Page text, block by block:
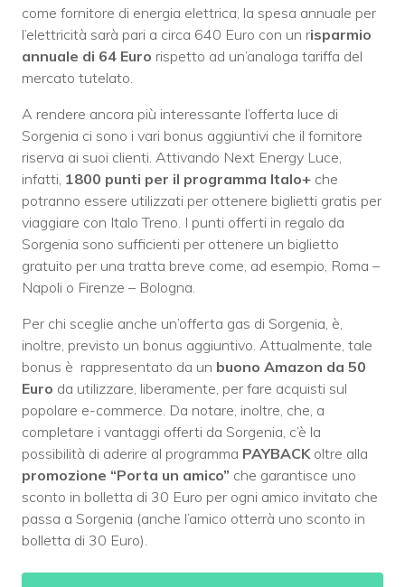
come fornitore di energia elettrica, la spesa annuale per
l’elettricità sarà pari a circa 640 Euro con un risparmio
annuale di 64 Euro rispetto ad un’analoga tariffa del
mercato tutelato.
A rendere ancora più interessante l’offerta luce di
Sorgenia ci sono i vari bonus aggiuntivi che il fornitore
riserva ai suoi clienti. Attivando Next Energy Luce,
infatti, 1800 punti per il programma Italo+ che
potranno essere utilizzati per ottenere biglietti gratis per
viaggiare con Italo Treno. I punti offerti in regalo da
Sorgenia sono sufficienti per ottenere un biglietto
gratuito per una tratta breve come, ad esempio, Roma –
Napoli o Firenze – Bologna.
Per chi sceglie anche un’offerta gas di Sorgenia, è,
inoltre, previsto un bonus aggiuntivo. Attualmente, tale
bonus è rappresentato da un buono Amazon da 50
Euro da utilizzare, liberamente, per fare acquisti sul
popolare e-commerce. Da notare, inoltre, che, a
completare i vantaggi offerti da Sorgenia, c’è la
possibilità di aderire al programma PAYBACKoltre alla
promozione “Porta un amico” che garantisce uno
sconto in bolletta di 30 Euro per ogni amico invitato che
passa a Sorgenia (anche l’amico otterrà uno sconto in
bolletta di 30 Euro).